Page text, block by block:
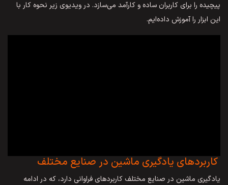
پیچیده را برای کاربران ساده و کارآمد می‌سازد. در ویدیوی زیر نحوه کار با
این ابزار را آموزش داده‌ایم.
کاربردهای یادگیری ماشین در صنایع مختلف
یادگیری ماشین در صنایع مختلف کاربردهای فراوانی دارد، که در ادامه